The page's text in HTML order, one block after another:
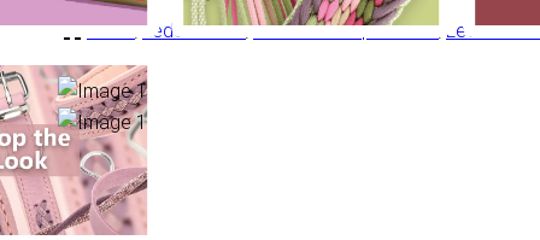
Leder/Lederschnur/Lederschnur |1 - 6 mm